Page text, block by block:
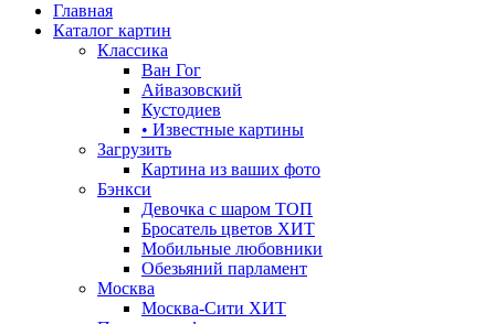
Главная
Каталог картин
Классика
Ван Гог
Айвазовский
Кустодиев
• Известные картины
Загрузить
Картина из ваших фото
Бэнкси
Девочка с шаром ТОП
Бросатель цветов ХИТ
Мобильные любовники
Обезьяний парламент
Москва
Москва-Сити ХИТ